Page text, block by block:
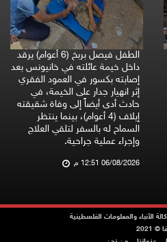
الطفل فيصل بربخ (6 أعوام) يرقد
داخل خيمة عائلته في خانيونس بعد
إصابته بكسور في العمود الفقري
إثر انهيار جدار على الخيمة، في
حادث أدى أيضاً إلى وفاة شقيقته
إيلاف (4 أعوام)، بينما ينتظر
السماح له بالسفر لتلقي العلاج
وإجراء عملية جراحية.
06/08/2026 12:51 م
الأنباء والمعلومات الفلسطينية
© 2021